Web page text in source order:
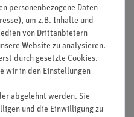
personenbezogene Daten
um z.B. Inhalte und
von Drittanbietern
Website zu analysieren.
durch gesetzte Cookies.
wir in den Einstellungen
abgelehnt werden. Sie
und die Einwilligung zu